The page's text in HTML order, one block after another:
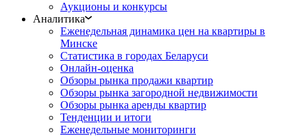
Аукционы и конкурсы
Аналитика
Еженедельная динамика цен на квартиры в
Минске
Статистика в городах Беларуси
Онлайн-оценка
Обзоры рынка продажи квартир
Обзоры рынка загородной недвижимости
Обзоры рынка аренды квартир
Тенденции и итоги
Еженедельные мониторинги